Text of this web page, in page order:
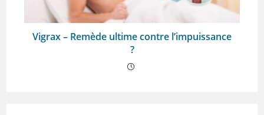
Vigrax – Remède ultime contre l’impuissance
?